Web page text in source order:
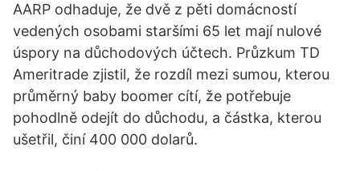
AARP odhaduje, že dvě z pěti domácností
vedených osobami staršími 65 let mají nulové
úspory na důchodových účtech. Průzkum TD
Ameritrade zjistil, že rozdíl mezi sumou, kterou
průměrný baby boomer cítí, že potřebuje
pohodlně odejít do důchodu, a částka, kterou
ušetřil, činí 400 000 dolarů.